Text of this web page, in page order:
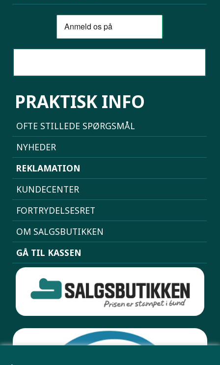
PRAKTISK INFO
OFTE STILLEDE SPØRGSMÅL
NYHEDER
REKLAMATION
KUNDECENTER
FORTRYDELSESRET
OM SALGSBUTIKKEN
GÅ TIL KASSEN